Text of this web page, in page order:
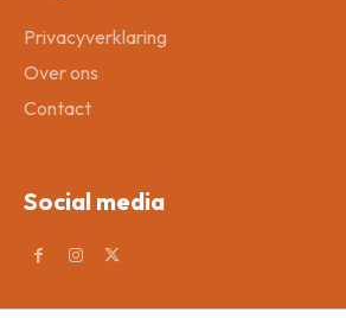
Privacyverklaring
Over ons
Contact
Social media